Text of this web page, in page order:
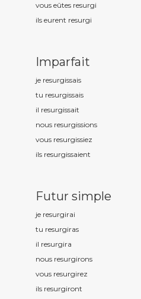
vous eûtes resurgi
ils eurent resurgi
Imparfait
je resurgissais
tu resurgissais
il resurgissait
nous resurgissions
vous resurgissiez
ils resurgissaient
Futur simple
je resurgirai
tu resurgiras
il resurgira
nous resurgirons
vous resurgirez
ils resurgiront